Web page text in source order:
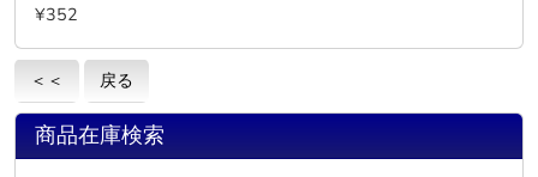
¥352
＜＜ 戻る
商品在庫検索